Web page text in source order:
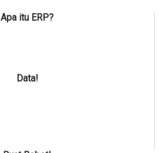
Apa itu ERP?
Data!